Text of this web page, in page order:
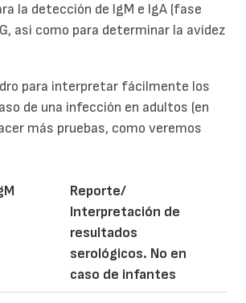
la detección de IgM e IgA (fase
asi como para determinar la avidez
para interpretar fácilmente los
de una infección en adultos (en
más pruebas, como veremos
Reporte/
Interpretación de
resultados
serológicos. No en
caso de infantes